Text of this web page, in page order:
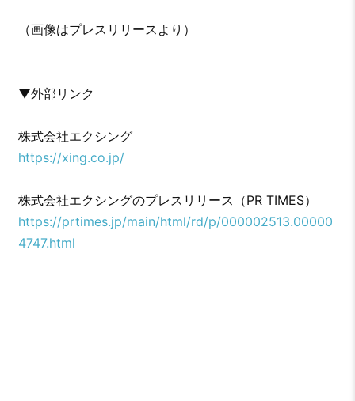
（画像はプレスリリースより）
▼外部リンク
株式会社エクシング
https://xing.co.jp/
株式会社エクシングのプレスリリース（PR TIMES）
https://prtimes.jp/main/html/rd/p/000002513.00000
4747.html